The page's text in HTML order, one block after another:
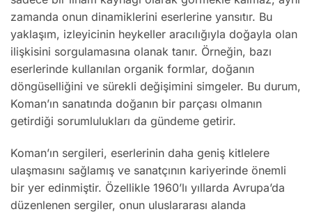
zamanda onun dinamiklerini eserlerine yansıtır. Bu
yaklaşım, izleyicinin heykeller aracılığıyla doğayla olan
ilişkisini sorgulamasına olanak tanır. Örneğin, bazı
eserlerinde kullanılan organik formlar, doğanın
döngüselliğini ve sürekli değişimini simgeler. Bu durum,
Koman’ın sanatında doğanın bir parçası olmanın
getirdiği sorumlulukları da gündeme getirir.
Koman’ın sergileri, eserlerinin daha geniş kitlelere
ulaşmasını sağlamış ve sanatçının kariyerinde önemli
bir yer edinmiştir. Özellikle 1960’lı yıllarda Avrupa’da
düzenlenen sergiler, onun uluslararası alanda